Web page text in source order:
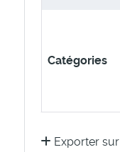
Catégories
Exporter sur